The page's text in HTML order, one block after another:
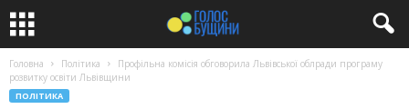
Головна Політика
Профільна комісія обговорила Львівської облради програму
розвитку освіти Львівщини
ПОЛІТИКА